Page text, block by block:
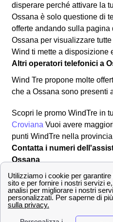
disperare perché attivare la
Ossana è solo questione di
offerte andando sulla pagina
Ossana per visualizzare
Wind ti mette a disposizione
Altri operatori telefonici a
Wind Tre propone molte
che a Ossana sono presenti
Scopri le promo WindTre in
Croviana Vuoi avere
punti WindTre nella
Contatta i numeri
Ossana
Effettuare una disdetta con
Come fare per disdire un
Ossana? L'operatore segue i
ossani in tutte le operazioni